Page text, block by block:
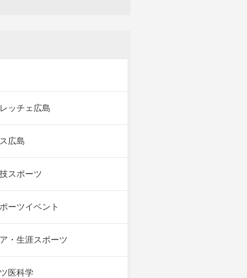
ッチェ広島
広島
スポーツ
ーツイベント
・生涯スポーツ
医科学